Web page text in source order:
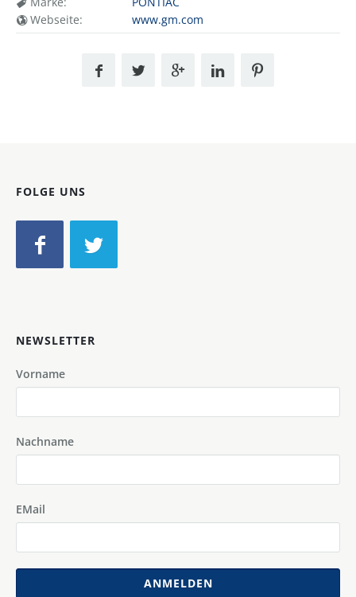
Webseite:
www.gm.com
FOLGE UNS
NEWSLETTER
Vorname
Nachname
EMail
ANMELDEN